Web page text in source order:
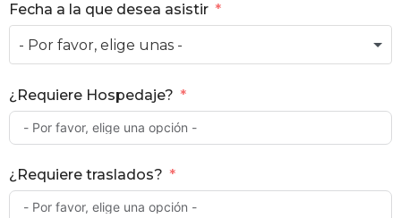
Fecha a la que desea asistir
¿Requiere Hospedaje?
¿Requiere traslados?